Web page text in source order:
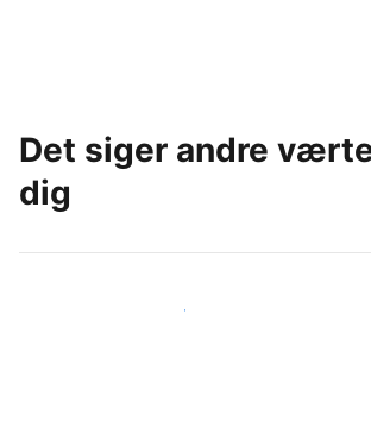
Det siger andre
dig
Slut dig til andre værter som dig